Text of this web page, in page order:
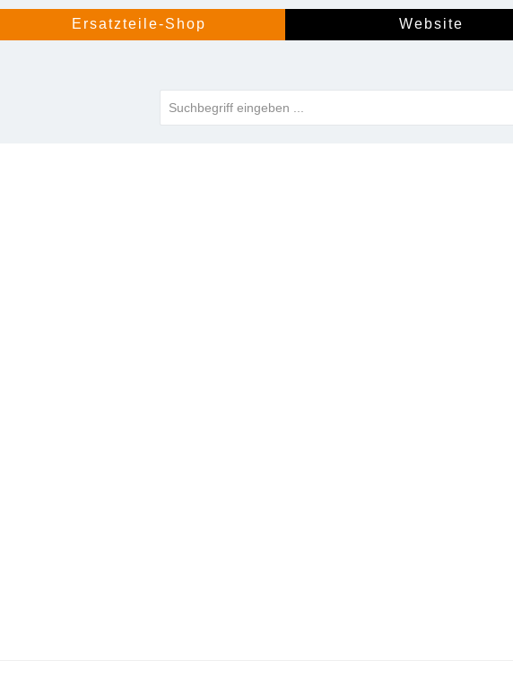
Ersatzteile-Shop Website